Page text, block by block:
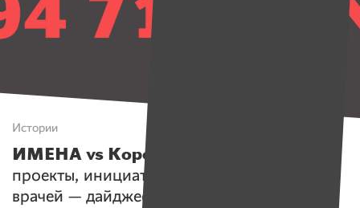
Истории
ИМЕНА vs Коронавирус.
проекты, инициатива Google и защита для
врачей — дайджест помощи с 23